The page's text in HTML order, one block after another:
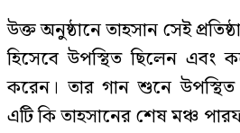
উক্ত অনুষ্ঠানে তাহসান সেই
হিসেবে উপস্থিত ছিলেন এবং
করেন। তার গান শুনে
এটি কি তাহসানের শেষ মঞ্চ